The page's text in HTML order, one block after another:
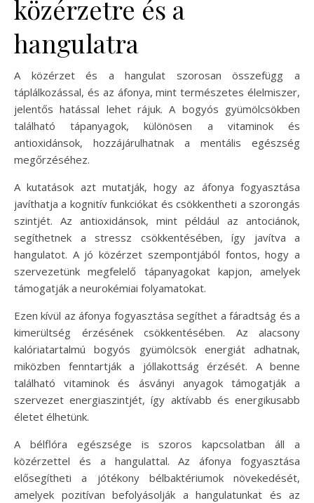
közérzetre és a
hangulatra
A közérzet és a hangulat szorosan összefügg a
táplálkozással, és az áfonya, mint természetes élelmiszer,
jelentős hatással lehet rájuk. A bogyós gyümölcsökben
található tápanyagok, különösen a vitaminok és
antioxidánsok, hozzájárulhatnak a mentális egészség
megőrzéséhez.
A kutatások azt mutatják, hogy az áfonya fogyasztása
javíthatja a kognitív funkciókat és csökkentheti a szorongás
szintjét. Az antioxidánsok, mint például az antociánok,
segíthetnek a stressz csökkentésében, így javítva a
hangulatot. A jó közérzet szempontjából fontos, hogy a
szervezetünk megfelelő tápanyagokat kapjon, amelyek
támogatják a neurokémiai folyamatokat.
Ezen kívül az áfonya fogyasztása segíthet a fáradtság és a
kimerültség érzésének csökkentésében. Az alacsony
kalóriatartalmú bogyós gyümölcsök energiát adhatnak,
miközben fenntartják a jóllakottság érzését. A benne
található vitaminok és ásványi anyagok támogatják a
szervezet energiaszintjét, így aktívabb és energikusabb
életet élhetünk.
A bélflóra egészsége is szoros kapcsolatban áll a
közérzettel és a hangulattal. Az áfonya fogyasztása
elősegítheti a jótékony bélbaktériumok növekedését,
amelyek pozitívan befolyásolják a hangulatunkat és az